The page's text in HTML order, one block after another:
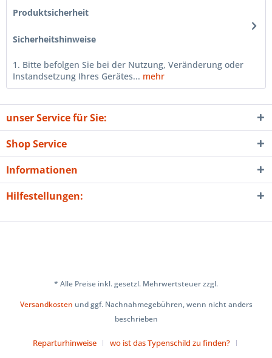
Produktsicherheit
Sicherheitshinweise
1. Bitte befolgen Sie bei der Nutzung, Veränderung oder
Instandsetzung Ihres Gerätes... mehr
unser Service für Sie:
Shop Service
Informationen
Hilfestellungen:
* Alle Preise inkl. gesetzl. Mehrwertsteuer zzgl.
Versandkosten und ggf. Nachnahmegebühren, wenn nicht anders
beschrieben
Reparturhinweise wo ist das Typenschild zu finden?